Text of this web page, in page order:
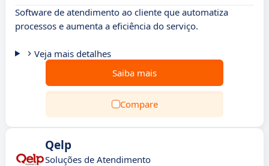
Software de atendimento ao cliente que automatiza
processos e aumenta a eficiência do serviço.
Veja mais detalhes
Saiba mais
Compare
Qelp
Soluções de Atendimento